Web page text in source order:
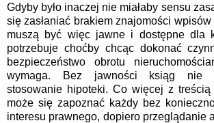
Gdyby było inaczej nie miałaby sensu
się zasłaniać brakiem znajomości
muszą być więc jawne i dostępne dla
potrzebuje choćby chcąc dokonać
bezpieczeństwo obrotu
wymaga. Bez jawności ksiąg nie
stosowanie hipoteki. Co więcej z
może się zapoznać każdy bez
interesu prawnego, dopiero przeglądanie